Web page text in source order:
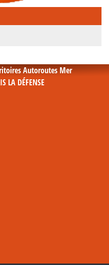
Autoroutes Mer
LA DÉFENSE